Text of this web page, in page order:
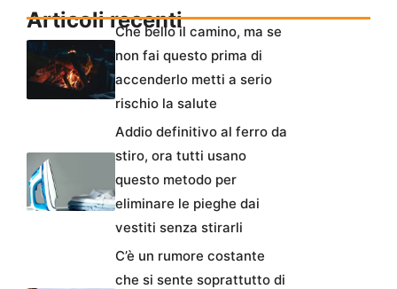
Articoli recentiChe bello il camino, ma se
non fai questo prima di
accenderlo metti a serio
rischio la salute
Addio definitivo al ferro da
stiro, ora tutti usano
questo metodo per
eliminare le pieghe dai
vestiti senza stirarli
C’è un rumore costante
che si sente soprattutto di